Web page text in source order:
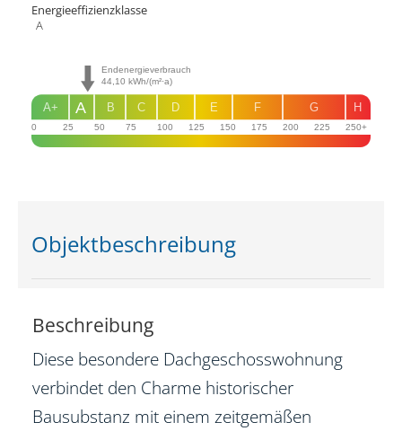
Energie­effizienz­klasse
A
0 25 50 75 100 125 150 175 200 225 250+
H
G
F
E
D
C
B
A+ A
Endenergieverbrauch
44,10 kWh/(m²·a)
Objekt­beschreibung
Beschreibung
Diese besondere Dachgeschosswohnung
verbindet den Charme historischer
Bausubstanz mit einem zeitgemäßen